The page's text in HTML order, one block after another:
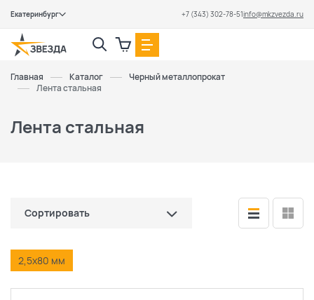
Екатеринбург +7 (343) 302-78-51info@mkzvezda.ru
Главная Каталог
Черный металлопрокат
Лента стальная
Лента стальная
Сортировать
по цене (сначала дешевые)
2,5х80 мм